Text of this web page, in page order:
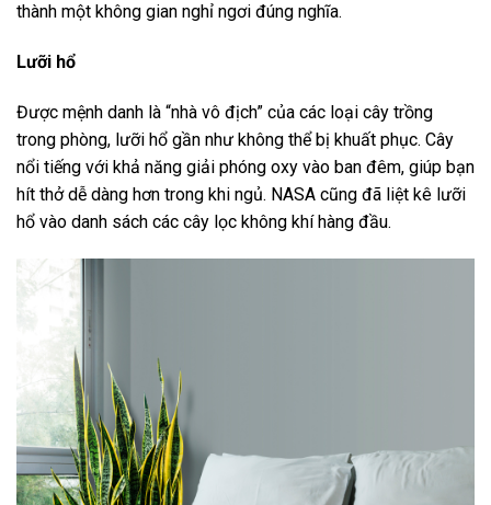
thành một không gian nghỉ ngơi đúng nghĩa.
Lưỡi hổ
Được mệnh danh là “nhà vô địch” của các loại cây trồng
trong phòng, lưỡi hổ gần như không thể bị khuất phục. Cây
nổi tiếng với khả năng giải phóng oxy vào ban đêm, giúp bạn
hít thở dễ dàng hơn trong khi ngủ. NASA cũng đã liệt kê lưỡi
hổ vào danh sách các cây lọc không khí hàng đầu.